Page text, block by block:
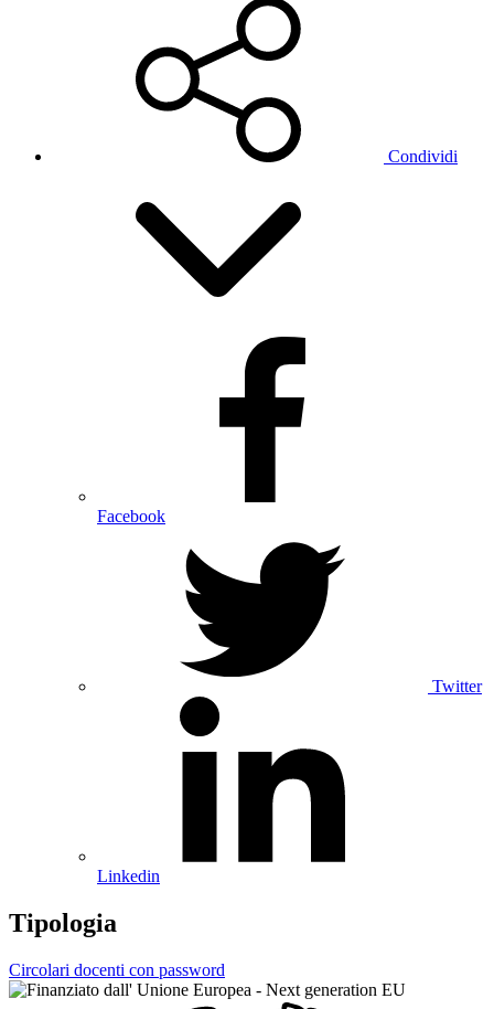
Condividi
Facebook
Twitter
Linkedin
Tipologia
Circolari docenti con password